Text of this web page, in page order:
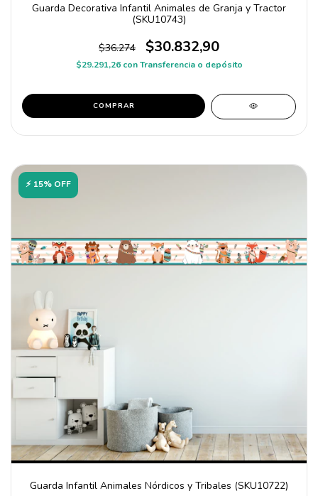
Guarda Decorativa Infantil Animales de Granja y Tractor
(SKU10743)
$36.274 $30.832,90
$29.291,26 con Transferencia o depósito
COMPRAR
⚡ 15% OFF
Guarda Infantil Animales Nórdicos y Tribales (SKU10722)